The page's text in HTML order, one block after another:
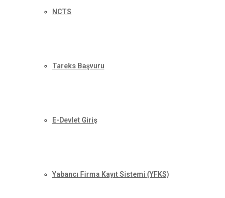
NCTS
Tareks Başvuru
E-Devlet Giriş
Yabancı Firma Kayıt Sistemi (YFKS)